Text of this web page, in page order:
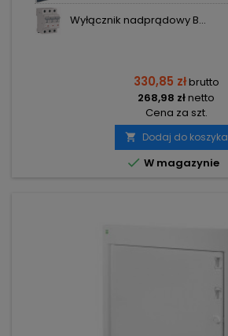
Wyłącznik nadprądowy B...
330,85 złbrutto
268,98 złnetto
Cena za szt.
 Dodaj do koszyka
 W magazynie